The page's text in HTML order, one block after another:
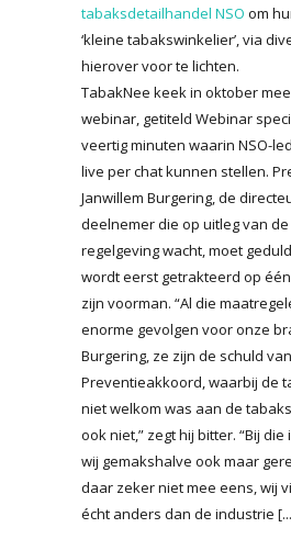
tabaksdetailhandel NSO om
‘kleine tabakswinkelier’, via
hierover voor te lichten.
TabakNee keek in oktober mee
webinar, getiteld Webinar
veertig minuten waarin NSO-
live per chat kunnen stellen.
Janwillem Burgering, de
deelnemer die op uitleg van
regelgeving wacht, moet
wordt eerst getrakteerd op
zijn voorman. “Al die
enorme gevolgen voor onze
Burgering, ze zijn de schuld
Preventieakkoord, waarbij de
niet welkom was aan de
ook niet,” zegt hij bitter. “Bij
wij gemakshalve ook maar
daar zeker niet mee eens, wij
écht anders dan de industrie